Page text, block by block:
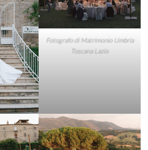
Fotografo di Matrimonio Umbria
Toscana Lazio